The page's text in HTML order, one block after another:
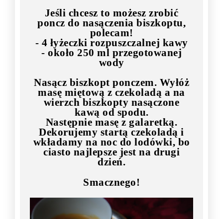
Jeśli chcesz to możesz zrobić
poncz do nasączenia biszkoptu,
polecam!
- 4 łyżeczki rozpuszczalnej kawy
- około 250 ml przegotowanej
wody
Nasącz biszkopt ponczem. Wyłóż
masę miętową z czekoladą a na
wierzch biszkopty nasączone
kawą od spodu.
Następnie masę z galaretką.
Dekorujemy startą czekoladą i
wkładamy na noc do lodówki, bo
ciasto najlepsze jest na drugi
dzień.
Smacznego!